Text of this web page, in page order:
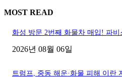
MOST READ
화성 방문 2번째 화물차 매입! 파
2026년 08월 06일
트럼프, 중동 해운·화물 피해 이란